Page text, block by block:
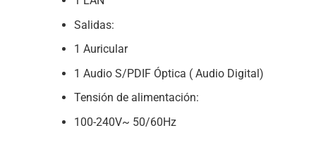
Salidas:
1 Auricular
1 Audio S/PDIF Óptica ( Audio Digital)
Tensión de alimentación:
100-240V~ 50/60Hz